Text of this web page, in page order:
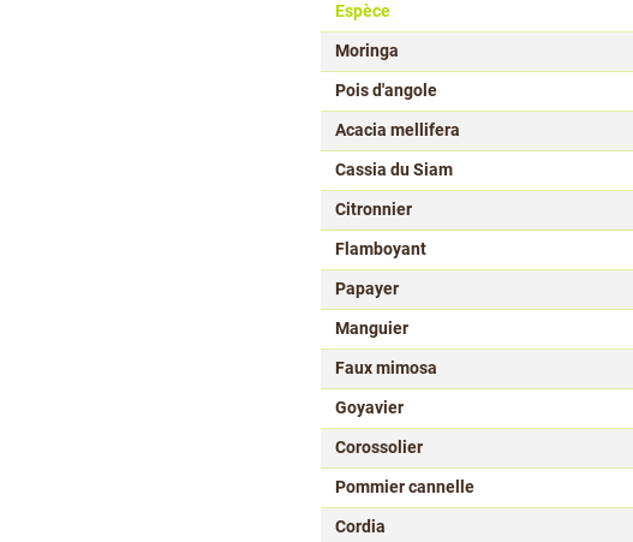
Espèce
Moringa
Pois d'angole
Acacia mellifera
Cassia du Siam
Citronnier
Flamboyant
Papayer
Manguier
Faux mimosa
Goyavier
Corossolier
Pommier cannelle
Cordia